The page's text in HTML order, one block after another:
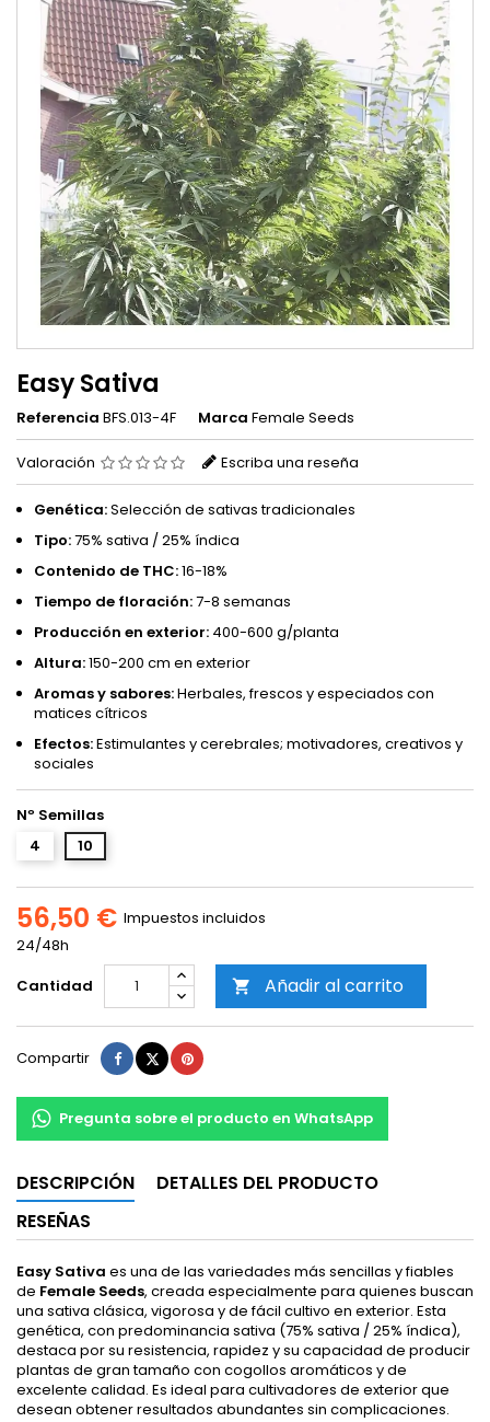
Easy Sativa
Referencia BFS.013-4F Marca Female Seeds
Valoración Escriba una reseña
Genética:Selección de sativas tradicionales
Tipo:75% sativa / 25% índica
Contenido de THC:16-18%
Tiempo de floración:7-8 semanas
Producción en exterior: 400-600 g/planta
Altura:150-200 cm en exterior
Aromas y sabores:Herbales, frescos y especiados con
matices cítricos
Efectos:Estimulantes y cerebrales; motivadores, creativos y
sociales
Nº Semillas
4
10
56,50 € Impuestos incluidos
24/48h
Cantidad
 Añadir al carrito
Compartir Compartir
TuitearPinterest
Pregunta sobre el producto en WhatsApp
DESCRIPCIÓN
DETALLES DEL PRODUCTO
RESEÑAS
Easy Sativa es una de las variedades más sencillas y fiables
de Female Seeds, creada especialmente para quienes buscan
una sativa clásica, vigorosa y de fácil cultivo en exterior. Esta
genética, con predominancia sativa (75% sativa / 25% índica),
destaca por su resistencia, rapidez y su capacidad de producir
plantas de gran tamaño con cogollos aromáticos y de
excelente calidad. Es ideal para cultivadores de exterior que
desean obtener resultados abundantes sin complicaciones.